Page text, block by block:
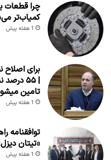
چرا قطعات
کمیاب‌تر
1 هفته پیش
برای
| ۵۵
تامین
1 هفته پیش
توافقنامه
«تیتان
1 هفته پیش